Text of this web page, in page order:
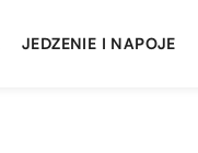
JEDZENIE I NAPOJE